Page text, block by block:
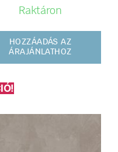
Raktáron
HOZZÁADÁS AZ
ÁRAJÁNLATHOZ